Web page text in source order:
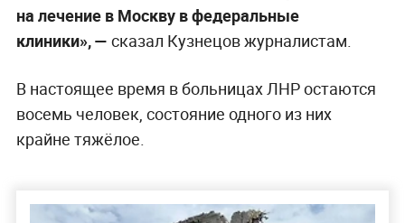
на лечение в Москву в федеральные
клиники», — сказал Кузнецов журналистам.
В настоящее время в больницах ЛНР остаются
восемь человек, состояние одного из них
крайне тяжёлое.